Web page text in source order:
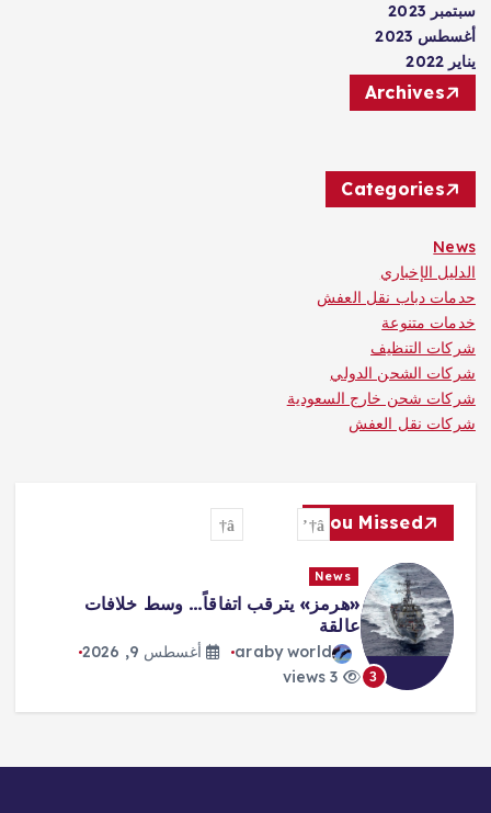
سبتمبر 2023
أغسطس 2023
يناير 2022
Archives
Categories
News
الدليل الإخباري
حدمات دباب نقل العفش
خدمات متنوعة
شركات التنظيف
شركات الشحن الدولي
شركات شحن خارج السعودية
شركات نقل العفش
You Missed
4
News
مونديال الرياضات الإلكترونية: «كوايشو
غيمينغ» ينتزع لقب «أونر أوف كينغز»
araby world
أغسطس 9, 2026
4 views